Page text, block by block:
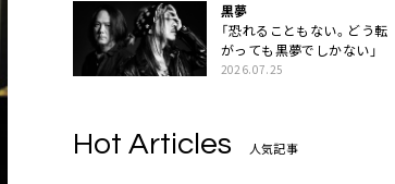
黒夢
「恐れることもない。どう転
がっても黒夢でしかない」
2026.07.25
Hot Articles 人気記事